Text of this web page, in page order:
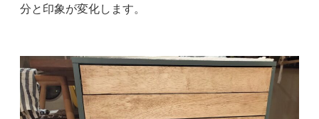
分と印象が変化します。